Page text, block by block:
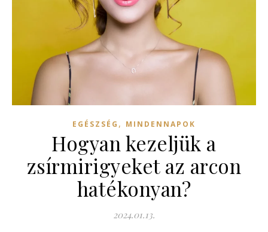
EGÉSZSÉG , MINDENNAPOK
Hogyan kezeljük a
zsírmirigyeket az arcon
hatékonyan?
2024.01.13.